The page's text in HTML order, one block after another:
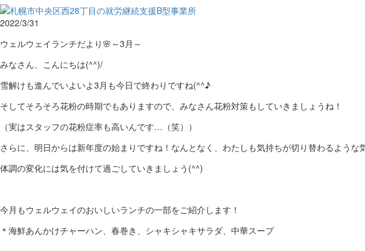
2022/3/31
ウェルウェイランチだより🌸～3月～
みなさん、こんにちは(^^)/
雪解けも進んでいよいよ3月も今日で終わりですね(^^♪
そしてそろそろ花粉の時期でもありますので、みなさん花粉対策もしていきましょうね！
（実はスタッフの花粉症率も高いんです…（笑））
さらに、明日からは新年度の始まりですね！なんとなく、わたしも気持ちが切り替わるような
体調の変化には気を付けて過ごしていきましょう(^^)
今月もウェルウェイのおいしいランチの一部をご紹介します！
＊海鮮あんかけチャーハン、春巻き、シャキシャキサラダ、中華スープ